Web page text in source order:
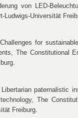
von LED-
Ludwigs-Universität
for
The Constitutional
paternalistic
The
Freiburg.